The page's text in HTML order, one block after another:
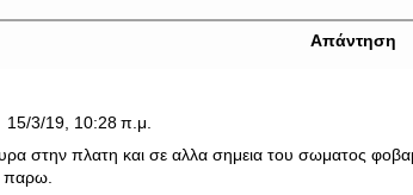
Απάντηση
15/3/19, 10:28 π.μ.
στην πλατη και σε αλλα σημεια του σωματος